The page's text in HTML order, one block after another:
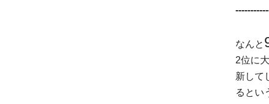
なんと
2位に
新して
るとい